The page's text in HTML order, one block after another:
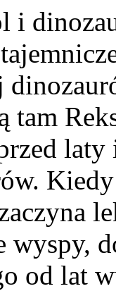
i
tam
laty
wyspy,
od lat